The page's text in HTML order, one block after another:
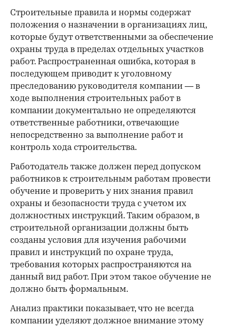
Строительные правила и нормы содержат
положения о назначении в организациях лиц,
которые будут ответственными за обеспечение
охраны труда в пределах отдельных участков
работ. Распространенная ошибка, которая в
последующем приводит к уголовному
преследованию руководителя компании — в
ходе выполнения строительных работ в
компании документально не определяются
ответственные работники, отвечающие
непосредственно за выполнение работ и
контроль хода строительства.
Работодатель также должен перед допуском
работников к строительным работам провести
обучение и проверить у них знания правил
охраны и безопасности труда с учетом их
должностных инструкций. Таким образом, в
строительной организации должны быть
созданы условия для изучения рабочими
правил и инструкций по охране труда,
требования которых распространяются на
данный вид работ. При этом такое обучение не
должно быть формальным.
Анализ практики показывает, что не всегда
компании уделяют должное внимание этому